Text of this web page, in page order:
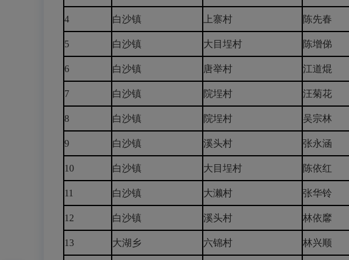
4 白沙镇 上寨村 陈先春
5 白沙镇 大目埕村 陈增俤
6 白沙镇 唐举村 江道焜
7 白沙镇 院埕村 汪菊花
8 白沙镇 院埕村 吴宗林
9 白沙镇 溪头村 张永涵
10 白沙镇 大目埕村 陈依红
11 白沙镇 大濑村 张华铃
12 白沙镇 溪头村 林依黁
13 大湖乡 六锦村 林兴顺